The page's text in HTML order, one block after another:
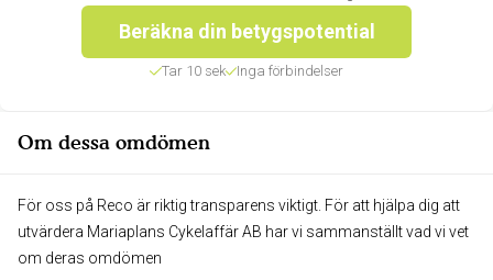
Beräkna din betygspotential
Tar 10 sek Inga förbindelser
Om dessa omdömen
För oss på Reco är riktig transparens viktigt. För att hjälpa dig att
utvärdera Mariaplans Cykelaffär AB har vi sammanställt vad vi vet
om deras omdömen